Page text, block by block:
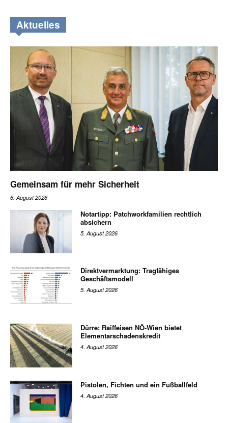
Aktuelles
Gemeinsam für mehr Sicherheit
6. August 2026
Notartipp: Patchworkfamilien rechtlich
absichern
5. August 2026
Direktvermarktung: Tragfähiges
Geschäftsmodell
5. August 2026
Dürre: Raiffeisen NÖ-Wien bietet
Elementarschadenskredit
4. August 2026
Pistolen, Fichten und ein Fußballfeld
4. August 2026